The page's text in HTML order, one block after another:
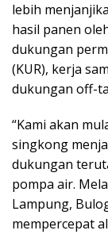
lebih
hasil panen
dukungan
(KUR), kerja
dukungan off-
“Kami akan
singkong
dukungan
pompa air.
Lampung,
mempercepat